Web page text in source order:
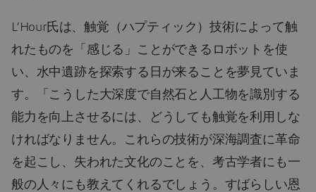
L’Hour氏は、触覚（ハプティック）技術によって触
れたものを「感じる」ことができるロボットを使
い、水中遺跡を探索する日が来ることを夢見ていま
す。「こうした大深度で自然石と人工物を識別する
能力を向上させるには、どうしても触覚を利用しな
ければなりません。これらの技術が深海調査に革命
を起こし、失われた文化のことを、考古学者にも一
般の人々にも教えてくれるでしょう。すばらしい恩